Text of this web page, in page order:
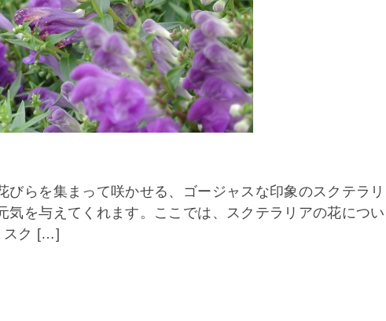
らを集まって咲かせる、ゴージャスな印象のスクテラリ
気を与えてくれます。ここでは、スクテラリアの花につ
スク […]